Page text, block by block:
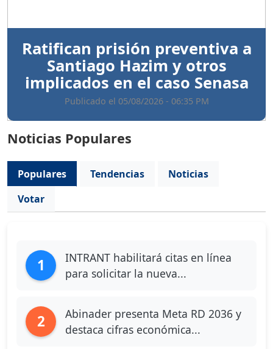
Ratifican prisión preventiva a
Santiago Hazim y otros
implicados en el caso Senasa
Publicado el 05/08/2026 - 06:35 PM
Noticias Populares
Populares Tendencias
Noticias
Votar
1
INTRANT habilitará citas en línea
para solicitar la nueva...
2
Abinader presenta Meta RD 2036 y
destaca cifras económica...